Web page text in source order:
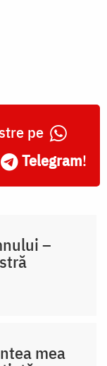
pe
Telegram!
–
mea